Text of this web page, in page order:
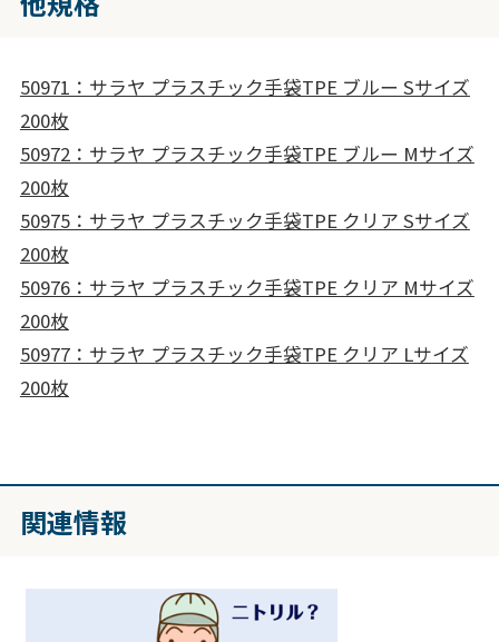
50971：サラヤ プラスチック手袋TPE ブルー Sサイズ
200枚
50972：サラヤ プラスチック手袋TPE ブルー Mサイズ
200枚
50975：サラヤ プラスチック手袋TPE クリア Sサイズ
200枚
50976：サラヤ プラスチック手袋TPE クリア Mサイズ
200枚
50977：サラヤ プラスチック手袋TPE クリア Lサイズ
200枚
関連情報